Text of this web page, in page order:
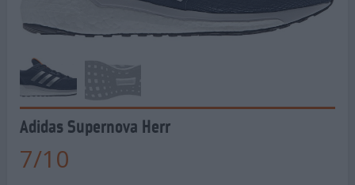
Adidas Supernova Herr
7/10